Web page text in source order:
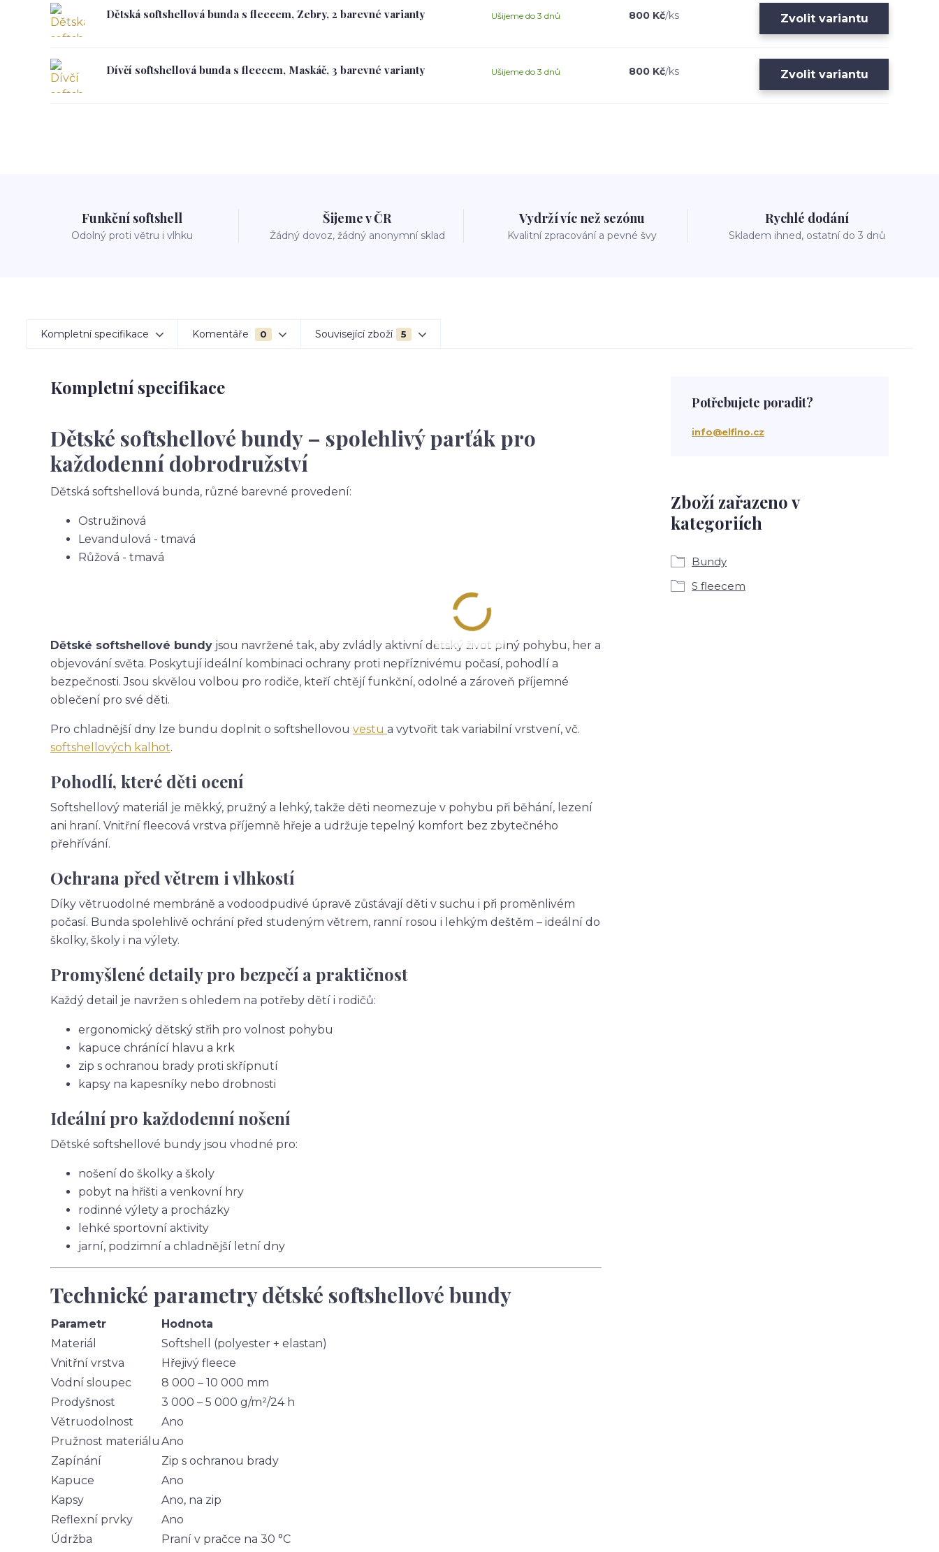
Dětská softshellová bunda s fleecem, Zebry, 2 barevné varianty 800 Kč/ks
Ušijeme do 3 dnů Zvolit variantu
Dívčí softshellová bunda s fleecem, Maskáč, 3 barevné varianty 800 Kč/ks
Ušijeme do 3 dnů Zvolit variantu
Funkční softshell
Odolný proti větru i vlhku
Šijeme v ČR
Žádný dovoz, žádný anonymní sklad
Vydrží víc než sezónu
Kvalitní zpracování a pevné švy
Rychlé dodání
Skladem ihned, ostatní do 3 dnů
Kompletní specifikace Komentáře 0 Související zboží 5
Kompletní specifikace
Dětské softshellové bundy – spolehlivý parťák pro
každodenní dobrodružství
Dětská softshellová bunda, různé barevné provedení:
Ostružinová
Levandulová - tmavá
Růžová - tmavá
Dětské softshellové bundy jsou navržené tak, aby zvládly aktivní dětský život plný pohybu, her a
objevování světa. Poskytují ideální kombinaci ochrany proti nepříznivému počasí, pohodlí a
bezpečnosti. Jsou skvělou volbou pro rodiče, kteří chtějí funkční, odolné a zároveň příjemné
oblečení pro své děti.
Pro chladnější dny lze bundu doplnit o softshellovou vestu a vytvořit tak variabilní vrstvení, vč.
softshellových kalhot.
Pohodlí, které děti ocení
Softshellový materiál je měkký, pružný a lehký, takže děti neomezuje v pohybu při běhání, lezení
ani hraní. Vnitřní fleecová vrstva příjemně hřeje a udržuje tepelný komfort bez zbytečného
přehřívání.
Ochrana před větrem i vlhkostí
Díky větruodolné membráně a vodoodpudivé úpravě zůstávají děti v suchu i při proměnlivém
počasí. Bunda spolehlivě ochrání před studeným větrem, ranní rosou i lehkým deštěm – ideální do
školky, školy i na výlety.
Promyšlené detaily pro bezpečí a praktičnost
Každý detail je navržen s ohledem na potřeby dětí i rodičů:
ergonomický dětský střih pro volnost pohybu
kapuce chránící hlavu a krk
zip s ochranou brady proti skřípnutí
kapsy na kapesníky nebo drobnosti
Ideální pro každodenní nošení
Dětské softshellové bundy jsou vhodné pro:
nošení do školky a školy
pobyt na hřišti a venkovní hry
rodinné výlety a procházky
lehké sportovní aktivity
jarní, podzimní a chladnější letní dny
Technické parametry dětské softshellové bundy
Parametr
Hodnota
Materiál
Softshell (polyester + elastan)
Vnitřní vrstva
Hřejivý fleece
Vodní sloupec
8 000 – 10 000 mm
Prodyšnost
3 000 – 5 000 g/m²/24 h
Větruodolnost
Ano
Pružnost materiálu Ano
Zapínání
Zip s ochranou brady
Kapuce
Ano
Kapsy
Ano, na zip
Reflexní prvky
Ano
Údržba
Praní v pračce na 30 °C
Zboží zařazeno v
kategoriích
Bundy
S fleecem
Potřebujete poradit?
info@elfino.cz